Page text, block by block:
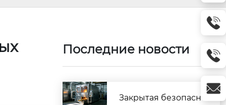
Последние новости
Закрытая безопасн